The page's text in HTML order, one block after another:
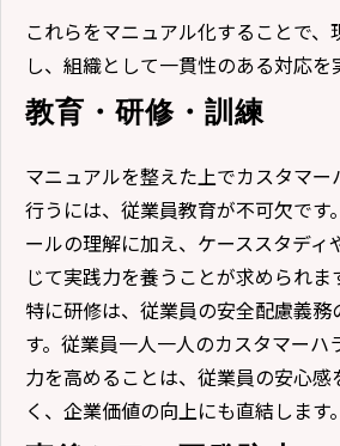
これらをマニュアル化することで、
し、組織として一貫性のある対応を
教育・研修・訓練
マニュアルを整えた上でカスタマー
行うには、従業員教育が不可欠です
ールの理解に加え、ケーススタディ
じて実践力を養うことが求められま
特に研修は、従業員の安全配慮義務
す。従業員一人一人のカスタマーハ
力を高めることは、従業員の安心感
く、企業価値の向上にも直結します。